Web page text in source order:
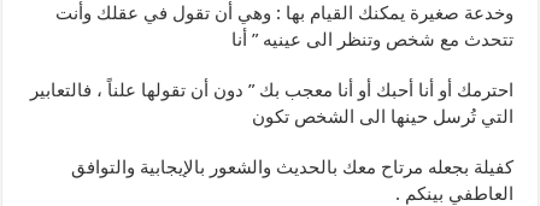
وخدعة صغيرة يمكنك القيام بها : وهي أن تقول في عقلك وأنت
تتحدث مع شخص وتنظر الى عينيه ” أنا
احترمك أو أنا أحبك أو أنا معجب بك ” دون أن تقولها علناً ، فالتعابير
التي تُرسل حينها الى الشخص تكون
كفيلة بجعله مرتاح معك بالحديث والشعور بالإيجابية والتوافق
العاطفي بينكم .